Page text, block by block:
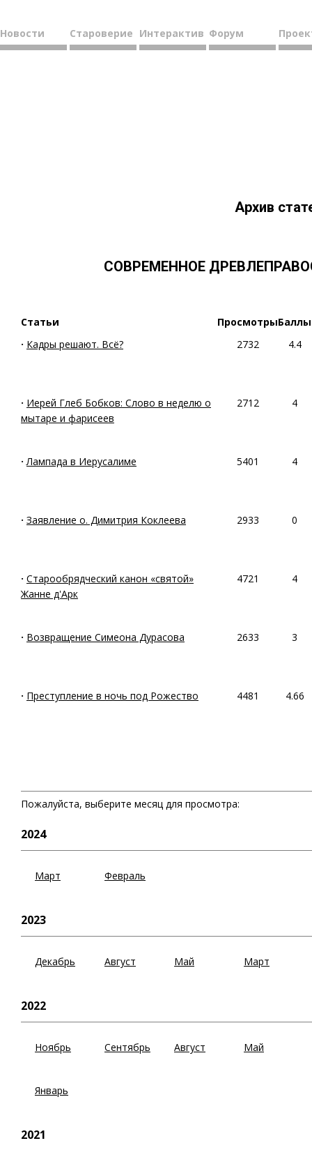
Новости Староверие Интерактив Форум
Архив
СОВРЕМЕННОЕ
Статьи ПросмотрыБаллы
· Кадры решают. Всё? 2732 4.4
· Иерей Глеб Бобков: Слово в неделю о
мытаре и фарисеев
2712 4
· Лампада в Иерусалиме 5401 4
· Заявление о. Димитрия Коклеева 2933 0
· Старообрядческий канон «святой»
Жанне д'Арк
4721 4
· Возвращение Симеона Дурасова 2633 3
· Преступление в ночь под Рожество 4481 4.66
Пожалуйста, выберите месяц для просмотра:
2024
Март Февраль
2023
Декабрь Август Май Март
2022
Ноябрь Сентябрь Август Май
Январь
2021